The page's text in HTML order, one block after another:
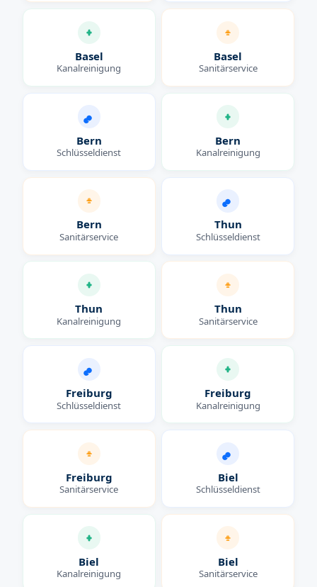
Basel
Kanalreinigung
Basel
Sanitärservice
Bern
Schlüsseldienst
Bern
Kanalreinigung
Bern
Sanitärservice
Thun
Schlüsseldienst
Thun
Kanalreinigung
Thun
Sanitärservice
Freiburg
Schlüsseldienst
Freiburg
Kanalreinigung
Freiburg
Sanitärservice
Biel
Schlüsseldienst
Biel
Kanalreinigung
Biel
Sanitärservice